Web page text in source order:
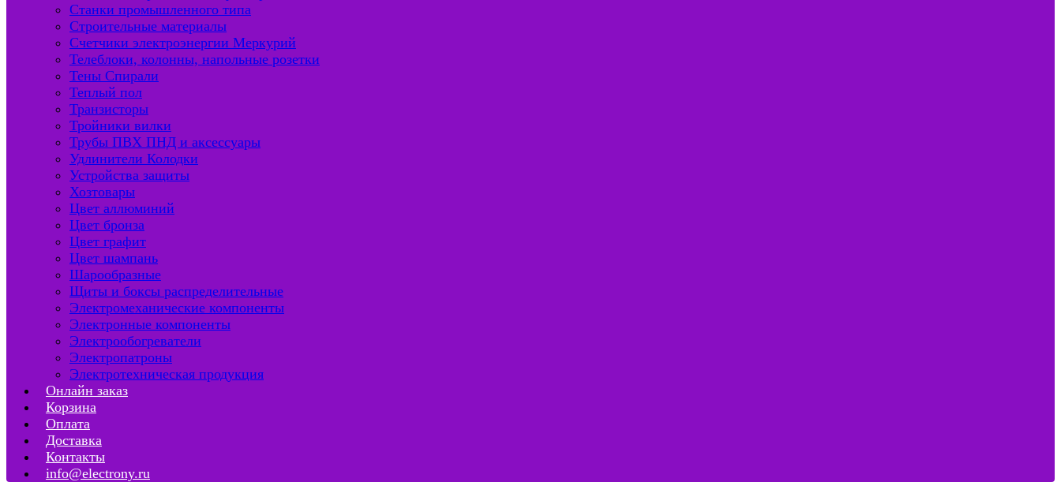
Станки промышленного типа
Строительные материалы
Счетчики электроэнергии Меркурий
Телеблоки, колонны, напольные розетки
Тены Спирали
Теплый пол
Транзисторы
Тройники вилки
Трубы ПВХ ПНД и аксессуары
Удлинители Колодки
Устройства защиты
Хозтовары
Цвет аллюминий
Цвет бронза
Цвет графит
Цвет шампань
Шарообразные
Щиты и боксы распределительные
Электромеханические компоненты
Электронные компоненты
Электрообогреватели
Электропатроны
Электротехническая продукция
Онлайн заказ
Корзина
Оплата
Доставка
Контакты
info@electrony.ru